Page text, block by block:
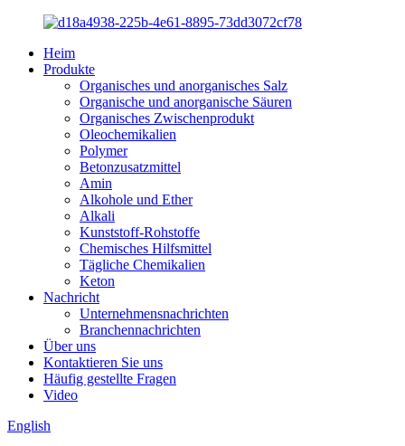
Heim
Produkte
Organisches und anorganisches Salz
Organische und anorganische Säuren
Organisches Zwischenprodukt
Oleochemikalien
Polymer
Betonzusatzmittel
Amin
Alkohole und Ether
Alkali
Kunststoff-Rohstoffe
Chemisches Hilfsmittel
Tägliche Chemikalien
Keton
Nachricht
Unternehmensnachrichten
Branchennachrichten
Über uns
Kontaktieren Sie uns
Häufig gestellte Fragen
Video
English